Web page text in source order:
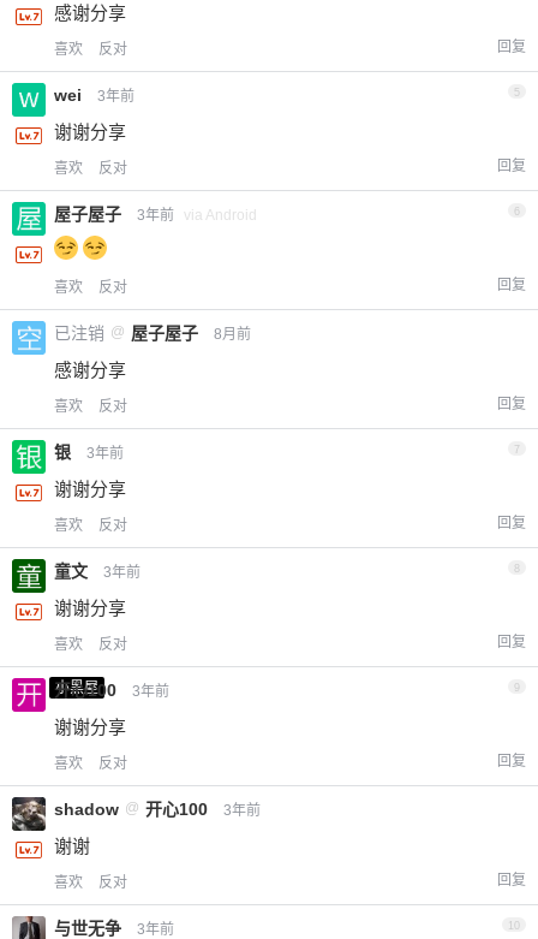
感谢分享
喜欢 反对 回复
wei 3年前 5
谢谢分享
喜欢 反对 回复
屋子屋子 3年前 via Android
喜欢 反对 回复
已注销 @ 屋子屋子 8月前
感谢分享
喜欢 反对 回复
银 3年前 7
谢谢分享
喜欢 反对 回复
童文 3年前
谢谢分享
喜欢 反对 回复
小黑屋
开心100 3年前 9
谢谢分享
喜欢 反对 回复
shadow @ 开心100 3年前
谢谢
喜欢 反对 回复
与世无争 3年前